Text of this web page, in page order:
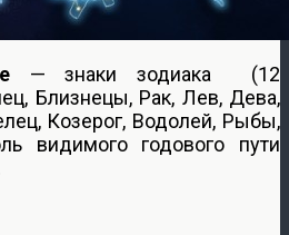
— знаки зодиака (12
Близнецы, Рак, Лев, Дева,
Козерог, Водолей, Рыбы,
видимого годового пути